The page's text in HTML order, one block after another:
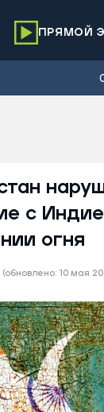
ПРЯМОЙ
(обновлено: 10 мая
с
огня